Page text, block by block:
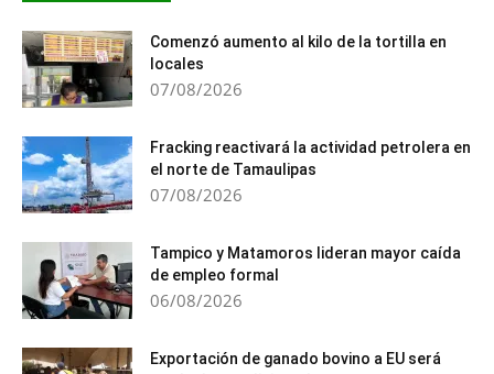
Comenzó aumento al kilo de la tortilla en
locales
07/08/2026
Fracking reactivará la actividad petrolera en
el norte de Tamaulipas
07/08/2026
Tampico y Matamoros lideran mayor caída
de empleo formal
06/08/2026
Exportación de ganado bovino a EU será